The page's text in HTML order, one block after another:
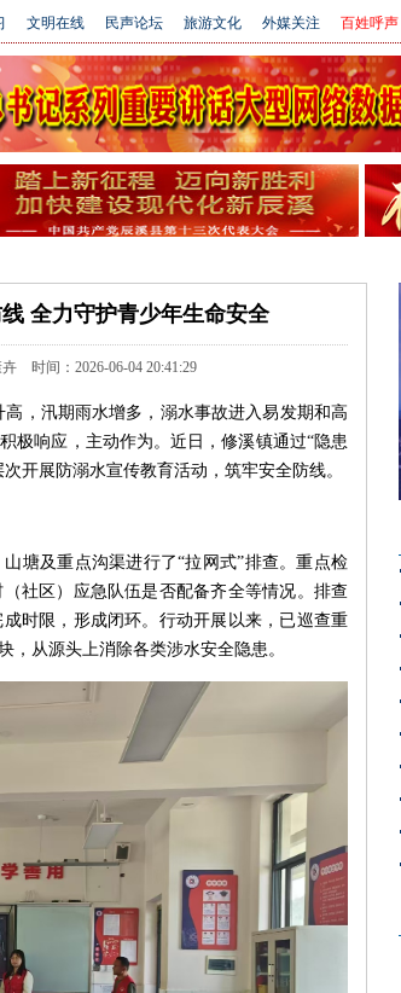
文明在线 民声论坛 旅游文化 外媒关注 百姓呼声
全力守护青少年生命安全
时间：2026-06-04 20:41:29
，汛期雨水增多，溺水事故进入易发期和高
极响应，主动作为。近日，修溪镇通过“隐患
开展防溺水宣传教育活动，筑牢安全防线。
塘及重点沟渠进行了“拉网式”排查。重点检
社区）应急队伍是否配备齐全等情况。排查
时限，形成闭环。行动开展以来，已巡查重
，从源头上消除各类涉水安全隐患。